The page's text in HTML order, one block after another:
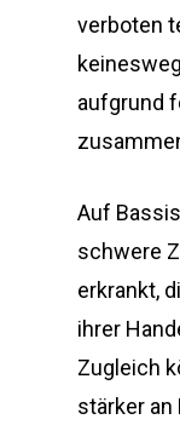
verboten
aufgrund
Auf
schwere
erkrankt,
ihrer
Zugleich
stärker